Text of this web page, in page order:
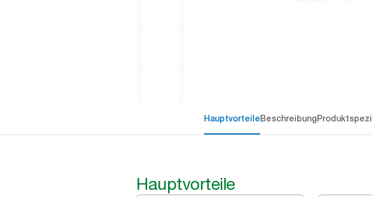
HauptvorteileBeschreibung
Hauptvorteile